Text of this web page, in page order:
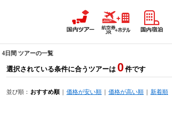
日間 ツアーの一覧
選択されている条件に合うツアーは 0 件です
並び順： おすすめ順 価格が安い順 価格が高い順 新着順